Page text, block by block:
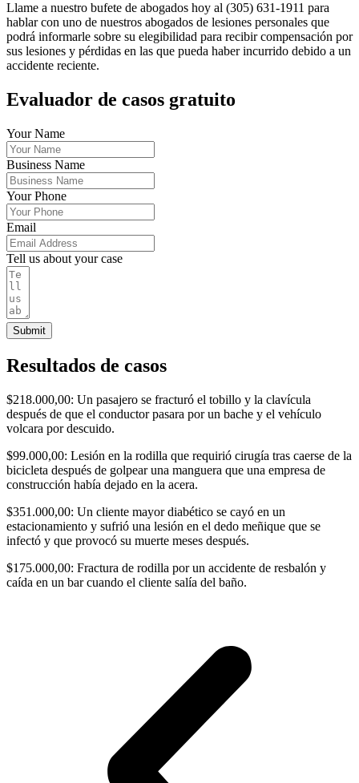
Llame a nuestro bufete de abogados hoy al (305) 631-1911 para
hablar con uno de nuestros abogados de lesiones personales que
podrá informarle sobre su elegibilidad para recibir compensación por
sus lesiones y pérdidas en las que pueda haber incurrido debido a un
accidente reciente.
Evaluador de casos gratuito
Your Name
Business Name
Your Phone
Email
Tell us about your case
Submit
Resultados de casos
$218.000,00: Un pasajero se fracturó el tobillo y la clavícula
después de que el conductor pasara por un bache y el vehículo
volcara por descuido.
$99.000,00: Lesión en la rodilla que requirió cirugía tras caerse de la
bicicleta después de golpear una manguera que una empresa de
construcción había dejado en la acera.
$351.000,00: Un cliente mayor diabético se cayó en un
estacionamiento y sufrió una lesión en el dedo meñique que se
infectó y que provocó su muerte meses después.
$175.000,00: Fractura de rodilla por un accidente de resbalón y
caída en un bar cuando el cliente salía del baño.